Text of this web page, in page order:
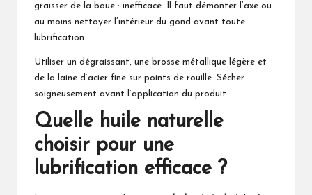
graisser de la boue : inefficace. Il faut démonter l’axe ou
au moins nettoyer l’intérieur du gond avant toute
lubrification.
Utiliser un dégraissant, une brosse métallique légère et
de la laine d’acier fine sur points de rouille. Sécher
soigneusement avant l’application du produit.
Quelle huile naturelle
choisir pour une
lubrification efficace ?